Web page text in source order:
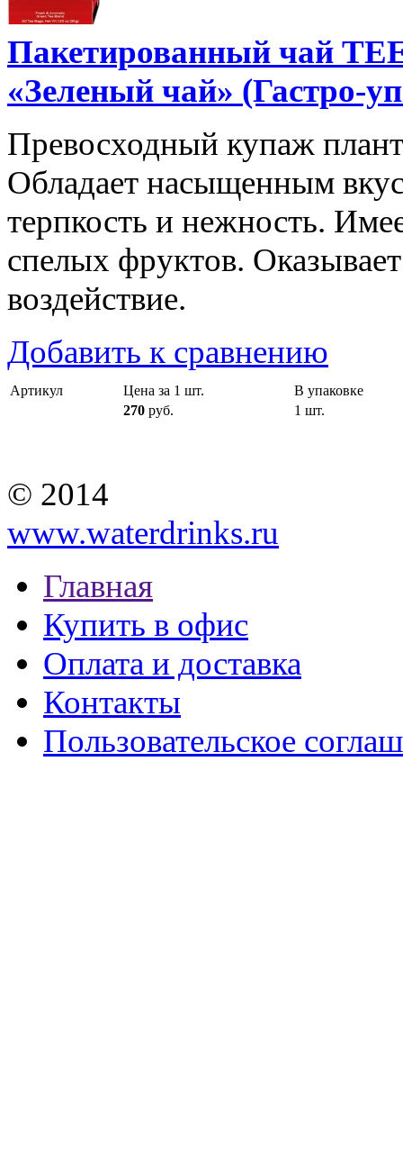
Пакетированный чай
«Зеленый чай» (Гастро-
Превосходный купаж
Обладает насыщенным
терпкость и нежность.
спелых фруктов.
воздействие.
Добавить к сравнению
Артикул Цена за 1 шт.
В упаковке
270 руб. 1 шт.
© 2014
www.waterdrinks.ru
Главная
Купить в офис
Оплата и доставка
Контакты
Пользовательское